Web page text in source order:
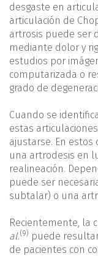
desgaste en
articulación de
artrosis puede ser
mediante dolor y
estudios por
computarizada o
grado de
Cuando se
estas
ajustarse. En estos
una artrodesis en
realineación.
puede ser
subtalar) o una
Recientemente, la
al.(9) puede
de pacientes con